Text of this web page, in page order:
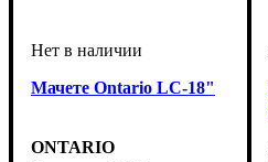
Мачете Ontario LC-18"
ONTARIO